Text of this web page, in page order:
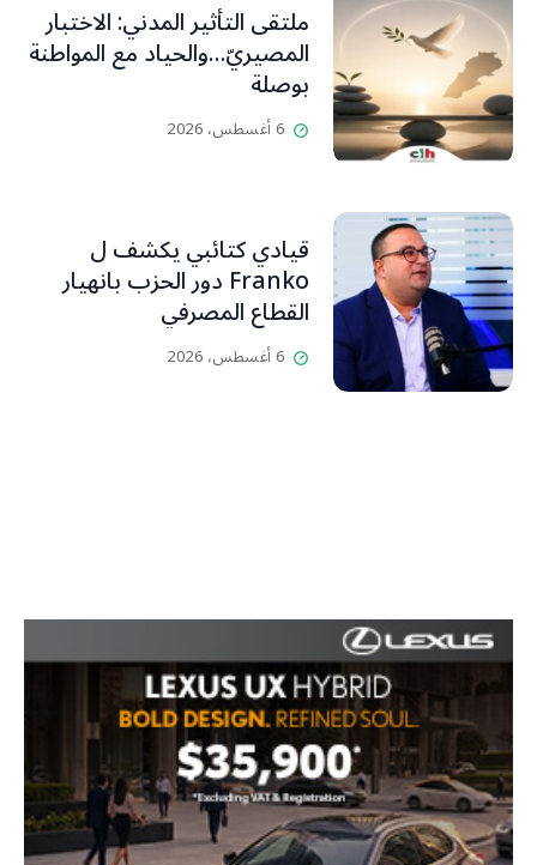
ملتقى التأثير المدني: الاختبار
المصيريّ…والحياد مع المواطنة
بوصلة
6 أغسطس، 2026
قيادي كتائبي يكشف ل
Franko دور الحزب بانهيار
القطاع المصرفي
6 أغسطس، 2026